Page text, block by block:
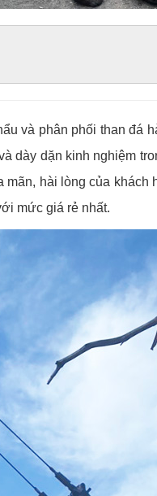
và phân phối than đá
dày dặn kinh nghiệm
hài lòng của khách
mức giá rẻ nhất.